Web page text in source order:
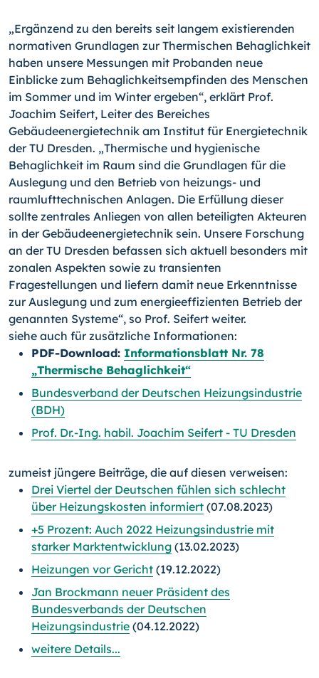
„Ergänzend zu den bereits seit langem existierenden
normativen Grundlagen zur Thermischen Behaglichkeit
haben unsere Messungen mit Probanden neue
Einblicke zum Behaglichkeitsempfinden des Menschen
im Sommer und im Winter ergeben“, erklärt Prof.
Joachim Seifert, Leiter des Bereiches
Gebäudeenergietechnik am Institut für Energietechnik
der TU Dresden. „Thermische und hygienische
Behaglichkeit im Raum sind die Grundlagen für die
Auslegung und den Betrieb von heizungs- und
raumlufttechnischen Anlagen. Die Erfüllung dieser
sollte zentrales Anliegen von allen beteiligten Akteuren
in der Gebäudeenergietechnik sein. Unsere Forschung
an der TU Dresden befassen sich aktuell besonders mit
zonalen Aspekten sowie zu transienten
Fragestellungen und liefern damit neue Erkenntnisse
zur Auslegung und zum energieeffizienten Betrieb der
genannten Systeme“, so Prof. Seifert weiter.
siehe auch für zusätzliche Informationen:
PDF-Download: Informationsblatt Nr. 78
„Thermische Behaglichkeit“
Bundesverband der Deutschen Heizungsindustrie
(BDH)
Prof. Dr.-Ing. habil. Joachim Seifert - TU Dresden
zumeist jüngere Beiträge, die auf diesen verweisen:
Drei Viertel der Deutschen fühlen sich schlecht
über Heizungskosten informiert (07.08.2023)
+5 Prozent: Auch 2022 Heizungsindustrie mit
starker Marktentwicklung (13.02.2023)
Heizungen vor Gericht (19.12.2022)
Jan Brockmann neuer Präsident des
Bundesverbands der Deutschen
Heizungsindustrie (04.12.2022)
weitere Details...